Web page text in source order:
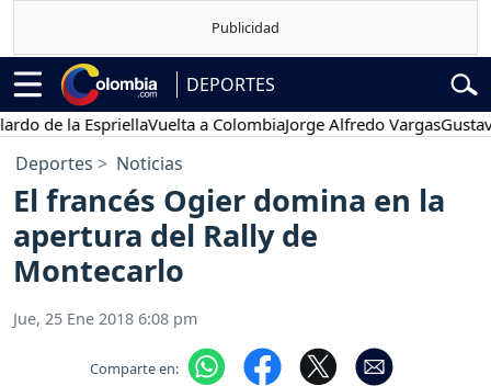
DEPORTES
de la EspriellaVuelta a ColombiaJorge Alfredo VargasGustavo
Deportes Noticias
El francés Ogier domina en la
apertura del Rally de
Montecarlo
Jue, 25 Ene 2018 6:08 pm
Comparte en: